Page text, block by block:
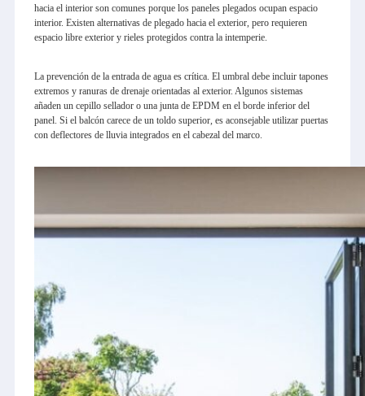
hacia el interior son comunes porque los paneles plegados ocupan espacio
interior. Existen alternativas de plegado hacia el exterior, pero requieren
espacio libre exterior y rieles protegidos contra la intemperie.
La prevención de la entrada de agua es crítica. El umbral debe incluir tapones
extremos y ranuras de drenaje orientadas al exterior. Algunos sistemas
añaden un cepillo sellador o una junta de EPDM en el borde inferior del
panel. Si el balcón carece de un toldo superior, es aconsejable utilizar puertas
con deflectores de lluvia integrados en el cabezal del marco.